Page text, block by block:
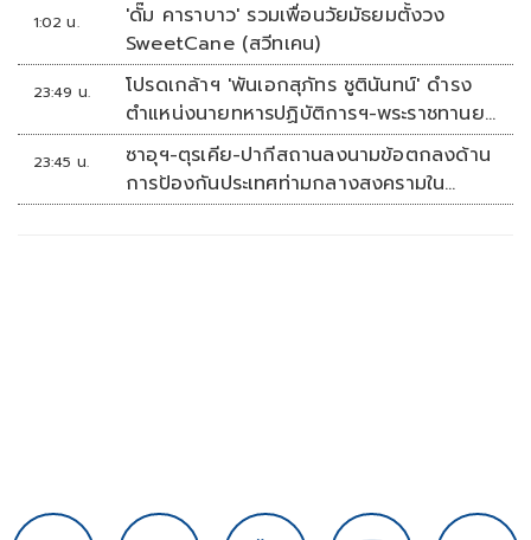
1:02 น.
'ดั๊ม คาราบาว' รวมเพื่อนวัยมัธยมตั้งวง
SweetCane (สวีทเคน)
23:49 น.
โปรดเกล้าฯ 'พันเอกสุภัทร ชูตินันทน์' ดำรง
ตำแหน่งนายทหารปฏิบัติการฯ-พระราชทานยศ
'พลตรี'
23:45 น.
ซาอุฯ-ตุรเคีย-ปากีสถานลงนามข้อตกลงด้าน
การป้องกันประเทศท่ามกลางสงครามใน
ภูมิภาค